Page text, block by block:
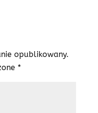
opublikowany.
*